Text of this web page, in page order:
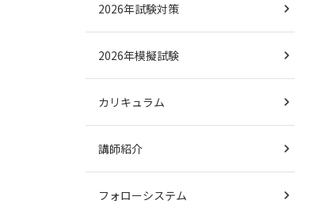
2026年試験対策
2026年模擬試験
カリキュラム
講師紹介
フォローシステム